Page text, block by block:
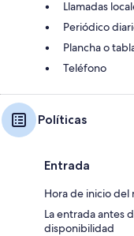
Llamadas
Periódico
Plancha o
Teléfono
Políticas
Entrada
Hora de inicio
La entrada antes
disponibilidad